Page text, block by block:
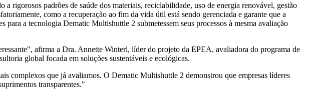
rigorosos padrões de saúde dos materiais, reciclabilidade, uso de energia renovável, gestão
como a recuperação ao fim da vida útil está sendo gerenciada e garante que a
a tecnologia Dematic Multishuttle 2 submetessem seus processos à mesma avaliação
afirma a Dra. Annette Winterl, líder do projeto da EPEA, avaliadora do programa de
global focada em soluções sustentáveis e ecológicas.
complexos que já avaliamos. O Dematic Multishuttle 2 demonstrou que empresas líderes
transparentes."